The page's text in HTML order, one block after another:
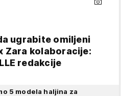
ugrabite omiljeni
Zara kolaboracije:
redakcije
5 modela haljina za